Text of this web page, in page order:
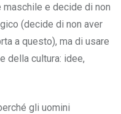
maschile e decide di non
(decide di non aver
a questo), ma di usare
della cultura: idee,
gli uomini